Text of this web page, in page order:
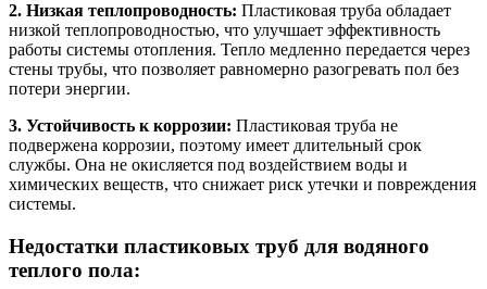
2. Низкая теплопроводность: Пластиковая труба обладает
низкой теплопроводностью, что улучшает эффективность
работы системы отопления. Тепло медленно передается через
стены трубы, что позволяет равномерно разогревать пол без
потери энергии.
3. Устойчивость к коррозии: Пластиковая труба не
подвержена коррозии, поэтому имеет длительный срок
службы. Она не окисляется под воздействием воды и
химических веществ, что снижает риск утечки и повреждения
системы.
Недостатки пластиковых труб для водяного
теплого пола: